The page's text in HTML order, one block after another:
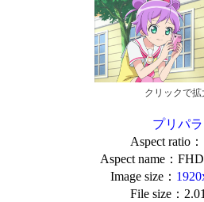
クリックで拡
プリパラ
Aspect ratio
Aspect name：
Image size：
File size：